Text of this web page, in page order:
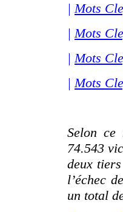
| Mots
| Mots
| Mots
| Mots
Selon ce
74.543
deux
l’échec
un total